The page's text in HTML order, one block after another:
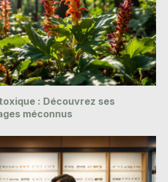
: Découvrez ses
méconnus